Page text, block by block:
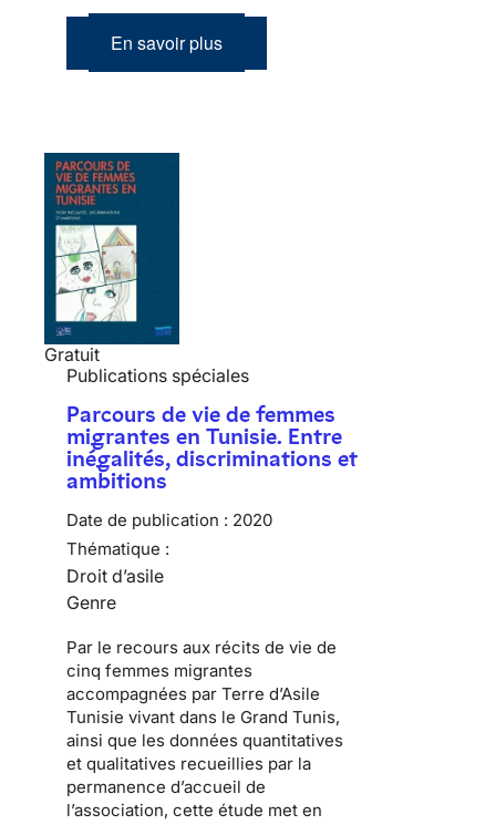
En savoir plus
Gratuit
Publications spéciales
Parcours de vie de femmes
migrantes en Tunisie. Entre
inégalités, discriminations et
ambitions
Date de publication : 2020
Thématique :
Droit d’asile
Genre
Par le recours aux récits de vie de
cinq femmes migrantes
accompagnées par Terre d’Asile
Tunisie vivant dans le Grand Tunis,
ainsi que les données quantitatives
et qualitatives recueillies par la
permanence d’accueil de
l’association, cette étude met en